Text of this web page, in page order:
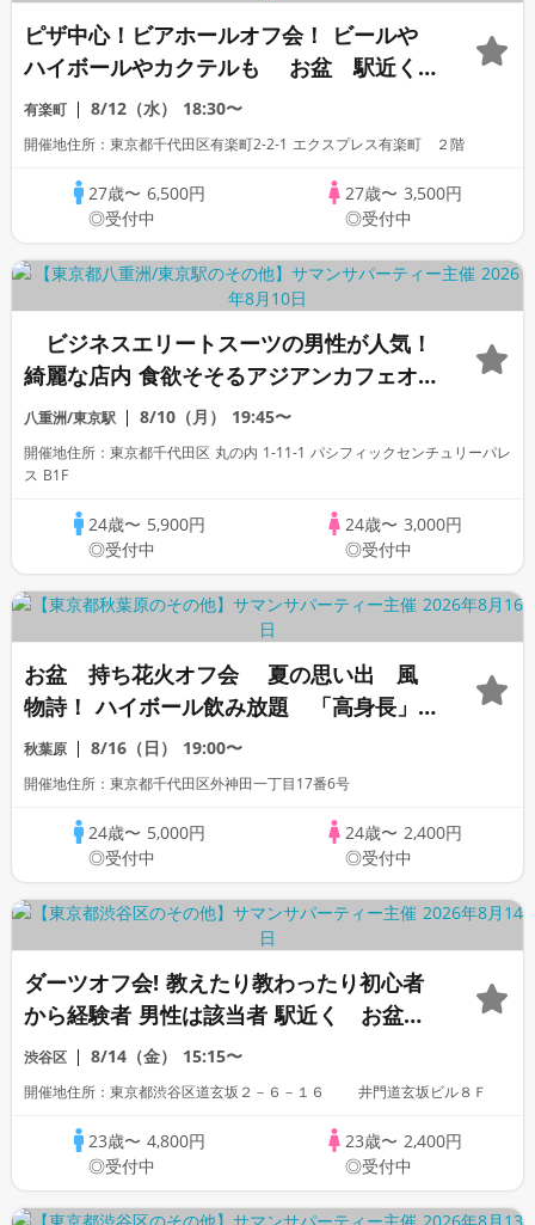
ピザ中心！ビアホールオフ会！ ビールや
ハイボールやカクテルも お盆 駅近く
「高身長」「一部上場企業大手企業」「公
務員」「オタク」「1名参加歓迎」「OL」
有楽町 8/12（水） 18:30〜
開催地住所：東京都千代田区有楽町2-2-1 エクスプレス有楽町 ２階
27歳〜 6,500円
◎受付中
27歳〜 3,500円
◎受付中
ビジネスエリートスーツの男性が人気！
綺麗な店内 食欲そそるアジアンカフェオ
フ会 「高身長」「一部上場企業」「大手
企業」「公務員」「オタク」「1名参加歓
迎」「看護師」「OL」
八重洲/東京駅 8/10（月） 19:45〜
開催地住所：東京都千代田区 丸の内 1-11-1 パシフィックセンチュリーパレ
ス B1F
24歳〜 5,900円
◎受付中
24歳〜 3,000円
◎受付中
お盆 持ち花火オフ会 夏の思い出 風
物詩！ ハイボール飲み放題 「高身長」
「一部上場企業大手企業」「公務員警察
官」「ぽっちゃり」「自衛」1名参加歓
秋葉原 8/16（日） 19:00〜
開催地住所：東京都千代田区外神田一丁目17番6号
24歳〜 5,000円
◎受付中
24歳〜 2,400円
◎受付中
ダーツオフ会! 教えたり教わったり初心者
から経験者 男性は該当者 駅近く お盆
「高身長」「家庭的」「一部上場企業」
「大手企業」「公務員」「警察官」「自
渋谷区 8/14（金） 15:15〜
開催地住所：東京都渋谷区道玄坂２－６－１６ 井門道玄坂ビル８Ｆ
23歳〜 4,800円
◎受付中
23歳〜 2,400円
◎受付中